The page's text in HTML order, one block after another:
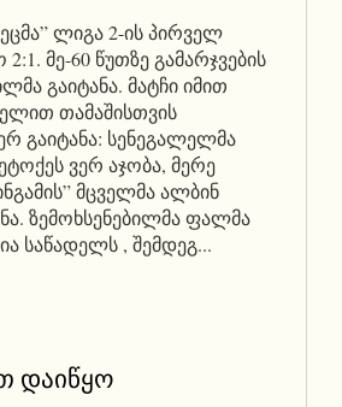
ლიგა 2-ის პირველ
მე-60 წუთზე გამარჯვების
გაიტანა. მატჩი იმით
თამაშისთვის
გაიტანა: სენეგალელმა
ვერ აჯობა, მერე
მცველმა ალბინ
ზემოხსენებილმა ფალმა
საწადელს , შემდეგ...
დაიწყო